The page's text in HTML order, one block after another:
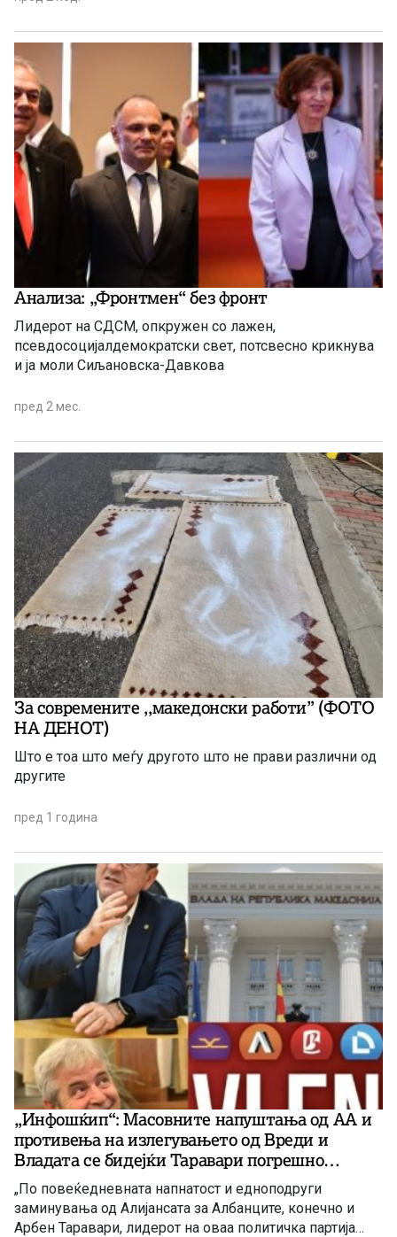
Анализа: „Фронтмен“ без фронт
Лидерот на СДСМ, опкружен со лажен,
псевдосоцијалдемократски свет, потсвесно крикнува
и ја моли Сиљановска-Давкова
пред 2 мес.
За современите ,,македонски работи” (ФОТО
НА ДЕНОТ)
Што е тоа што меѓу другото што не прави различни од
другите
пред 1 година
„Инфошќип“: Масовните напуштања од АА и
противења на излегувањето од Вреди и
Владата се бидејќи Таравари погрешно
раководи со АА!
„По повеќедневната напнатост и едноподруги
заминувања од Алијансата за Албанците, конечно и
Арбен Таравари, лидерот на оваа политичка партија